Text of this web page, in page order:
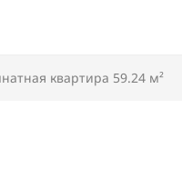
квартира 59.24 м²